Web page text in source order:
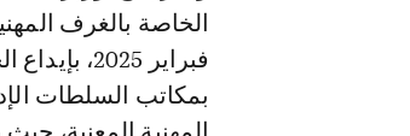
فبراير
بمكاتب السلطات